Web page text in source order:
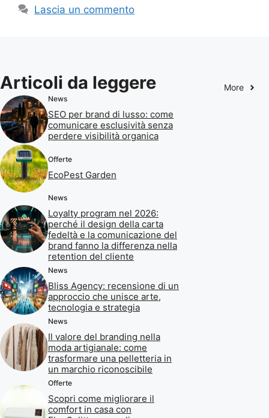
Lascia un commento
Articoli da leggere More
News
SEO per brand di lusso: come
comunicare esclusività senza
perdere visibilità organica
Offerte
EcoPest Garden
News
Loyalty program nel 2026:
perché il design della carta
fedeltà e la comunicazione del
brand fanno la differenza nella
retention del cliente
News
Bliss Agency: recensione di un
approccio che unisce arte,
tecnologia e strategia
News
Il valore del branding nella
moda artigianale: come
trasformare una pelletteria in
un marchio riconoscibile
Offerte
Scopri come migliorare il
comfort in casa con